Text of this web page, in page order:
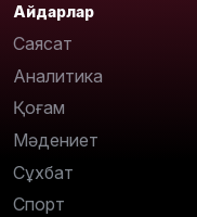
Айдарлар
Саясат
Аналитика
Қоғам
Мәдениет
Сұхбат
Спорт